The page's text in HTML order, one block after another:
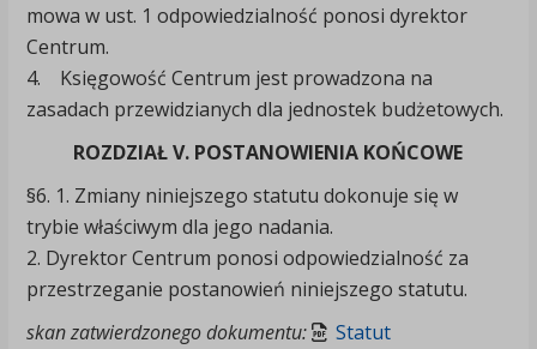
mowa w ust. 1 odpowiedzialność ponosi dyrektor
Centrum.
4. Księgowość Centrum jest prowadzona na
zasadach przewidzianych dla jednostek budżetowych.
ROZDZIAŁ V. POSTANOWIENIA KOŃCOWE
§6. 1. Zmiany niniejszego statutu dokonuje się w
trybie właściwym dla jego nadania.
2. Dyrektor Centrum ponosi odpowiedzialność za
przestrzeganie postanowień niniejszego statutu.
skan zatwierdzonego dokumentu:
Statut